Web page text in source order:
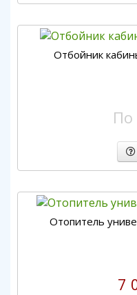
Отбойник
По
Отопитель
7